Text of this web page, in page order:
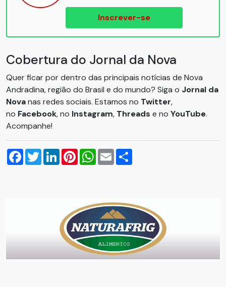
Inscrever-se
Cobertura do Jornal da Nova
Quer ficar por dentro das principais notícias de Nova
Andradina, região do Brasil e do mundo? Siga o Jornal da
Novanas redes sociais. Estamos no Twitter,
no Facebook, no Instagram, Threads e no YouTube.
Acompanhe!
Facebook
TwitterLinkedInPinterestWhatsApp
Email